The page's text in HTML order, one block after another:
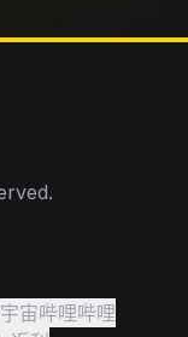
宙哔哩哔哩